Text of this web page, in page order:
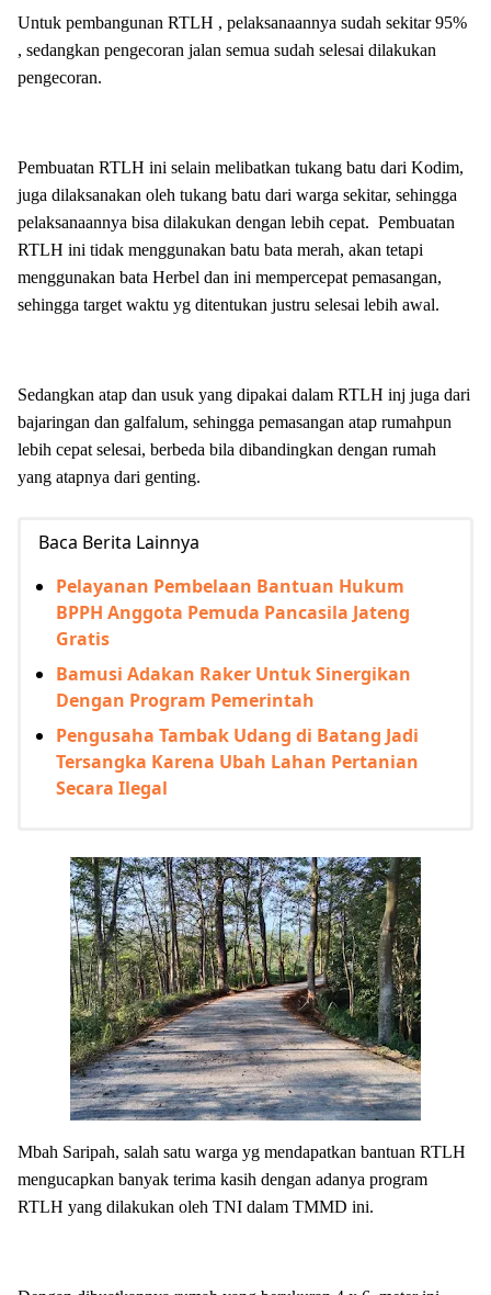
Untuk pembangunan RTLH , pelaksanaannya sudah sekitar 95%
, sedangkan pengecoran jalan semua sudah selesai dilakukan
pengecoran.
Pembuatan RTLH ini selain melibatkan tukang batu dari Kodim,
juga dilaksanakan oleh tukang batu dari warga sekitar, sehingga
pelaksanaannya bisa dilakukan dengan lebih cepat. Pembuatan
RTLH ini tidak menggunakan batu bata merah, akan tetapi
menggunakan bata Herbel dan ini mempercepat pemasangan,
sehingga target waktu yg ditentukan justru selesai lebih awal.
Sedangkan atap dan usuk yang dipakai dalam RTLH inj juga dari
bajaringan dan galfalum, sehingga pemasangan atap rumahpun
lebih cepat selesai, berbeda bila dibandingkan dengan rumah
yang atapnya dari genting.
Baca Berita Lainnya
Pelayanan Pembelaan Bantuan Hukum
BPPH Anggota Pemuda Pancasila Jateng
Gratis
Bamusi Adakan Raker Untuk Sinergikan
Dengan Program Pemerintah
Pengusaha Tambak Udang di Batang Jadi
Tersangka Karena Ubah Lahan Pertanian
Secara Ilegal
Mbah Saripah, salah satu warga yg mendapatkan bantuan RTLH
mengucapkan banyak terima kasih dengan adanya program
RTLH yang dilakukan oleh TNI dalam TMMD ini.